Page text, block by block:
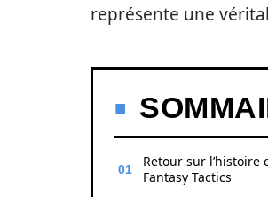
représente une
Retour sur l’histoire
Fantasy Tactics